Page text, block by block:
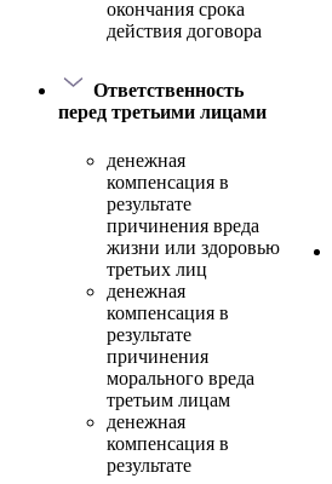
окончания срока
действия договора
Ответственность
перед третьими лицами
денежная
компенсация в
результате
причинения вреда
жизни или здоровью
третьих лиц
денежная
компенсация в
результате
причинения
морального вреда
третьим лицам
денежная
компенсация в
результате